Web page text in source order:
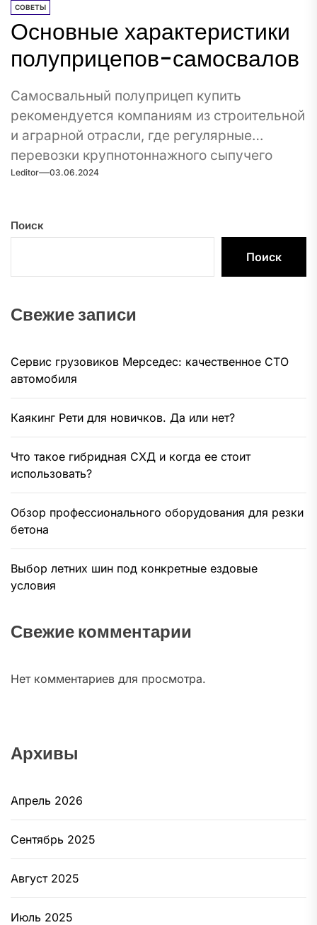
СОВЕТЫ
Основные характеристики
полуприцепов-самосвалов
Самосвальный полуприцеп купить
рекомендуется компаниям из строительной
и аграрной отрасли, где регулярные
перевозки крупнотоннажного сыпучего
груза являются обыкновенной нормой.
Leditor 03.06.2024
Поиск
Поиск
Свежие записи
Сервис грузовиков Мерседес: качественное СТО
автомобиля
Каякинг Рети для новичков. Да или нет?
Что такое гибридная СХД и когда ее стоит
использовать?
Обзор профессионального оборудования для резки
бетона
Выбор летних шин под конкретные ездовые
условия
Свежие комментарии
Нет комментариев для просмотра.
Архивы
Апрель 2026
Сентябрь 2025
Август 2025
Июль 2025